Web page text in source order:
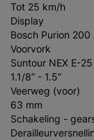
Tot 25 km/h
Display
Bosch Purion 200
Voorvork
Suntour NEX E-
1.1/8” - 1.5”
Veerweg (voor)
63 mm
Schakeling -